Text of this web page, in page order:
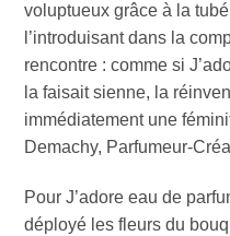
voluptueux grâce à la
l’introduisant dans la
rencontre : comme si
la faisait sienne, la
immédiatement une
Demachy, Parfumeur-
Pour J’adore eau de
déployé les fleurs du